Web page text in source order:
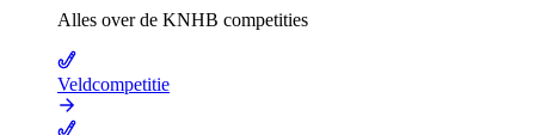
Alles over de KNHB competities
Veldcompetitie